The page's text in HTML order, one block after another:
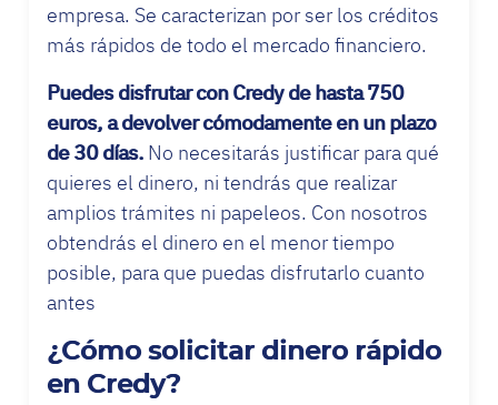
empresa. Se caracterizan por ser los créditos
más rápidos de todo el mercado financiero.
Puedes disfrutar con Credy de hasta 750
euros, a devolver cómodamente en un plazo
de 30 días. No necesitarás justificar para qué
quieres el dinero, ni tendrás que realizar
amplios trámites ni papeleos. Con nosotros
obtendrás el dinero en el menor tiempo
posible, para que puedas disfrutarlo cuanto
antes
¿Cómo solicitar dinero rápido
en Credy?